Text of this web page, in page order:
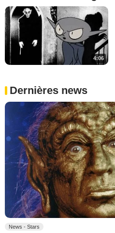
4:06
Dernières news
News - Stars